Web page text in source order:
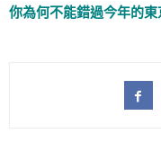
你為何不能錯過今年的東